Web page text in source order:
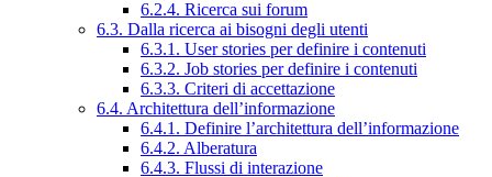
6.2.4. Ricerca sui forum
6.3. Dalla ricerca ai bisogni degli utenti
6.3.1. User stories per definire i contenuti
6.3.2. Job stories per definire i contenuti
6.3.3. Criteri di accettazione
6.4. Architettura dell’informazione
6.4.1. Definire l’architettura dell’informazione
6.4.2. Alberatura
6.4.3. Flussi di interazione